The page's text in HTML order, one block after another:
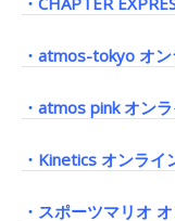
・atmos-tokyo オ
・atmos pink オン
・Kinetics オンライ
・スポーツマリオ